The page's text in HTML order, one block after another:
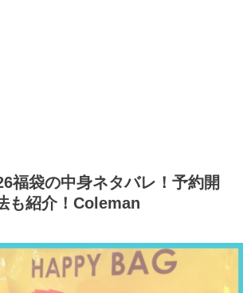
福袋の中身ネタバレ！予約開
も紹介！Coleman